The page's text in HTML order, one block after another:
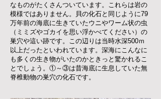
なものがたくさんついています。これらは岩の
模様ではありません。貝の化石と同じように79
万年前の海底に生きていたウニやワーム状の虫
（ミミズやゴカイを思い浮かべてください）の
巣穴や這い跡です。この辺りは当時水深500ｍ
以上だったといわれています。深海にこんなに
も多くの生き物がいたのかときっと驚かれるこ
とでしょう。①～③は昔海底に生息していた無
脊椎動物の巣穴の化石です。